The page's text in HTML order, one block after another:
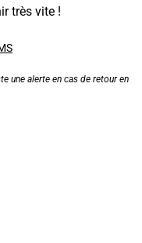
très vite !
une alerte en cas de retour en